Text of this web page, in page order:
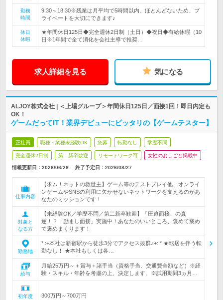
勤務
時間
9:30～18:30※残業は月平均で5時間以内。ほとんどないため、プ
ライベートを大切にできます♪
休日
休暇
★年間休日125日◆完全週休2日制（土日）◆祝日◆有給休暇（10
日※1年間で全て消化を会社主導で推奨…
求人詳細を見る 気になる
ALJOY株式会社 | ＜上場グループ＞年間休日125日／面接1回！即日内定も
OK！
ゲームだってIT！業界デビューにピッタリの【ゲームテスター】
正社員 職種・業種未経験OK 急募 転勤なし 学歴不問
完全週休2日制 第二新卒歓迎 リモートワーク可 女性のおしごと掲載中
情報更新日：2026/06/26 終了予定日： 2026/08/27
仕事内容
【求ム！ネットの救世主】ゲーム等のテストプレイ他、オンライ
ンゲームやSNSの利用に欠かせないネットワークを支えるのがあ
なたのミッションです！
対象と
なる方
【未経験OK／学歴不問／第二新卒歓迎】「圧迫面接」の真
逆！？「励まし面接」実施中！あなたのいいところ、褒めて褒め
て褒めまくります！
勤務地
*.:+本社は新宿駅から徒歩3分でアクセス抜群♪+:.* ★転居を伴う転
勤なし！ ★本社もしくは各…
給与
月給25万円～＋賞与＋諸手当（資格手当、交通費全額など）※経
験・スキル・年齢を考慮の上、決定します。※試用期間3ヵ月…
初年度
300万円～700万円